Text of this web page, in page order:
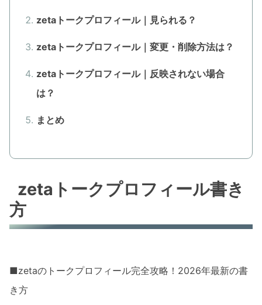
zetaトークプロフィール｜見られる？
zetaトークプロフィール｜変更・削除方法は？
zetaトークプロフィール｜反映されない場合
は？
まとめ
zetaトークプロフィール書き
方
■zetaのトークプロフィール完全攻略！2026年最新の書
き方